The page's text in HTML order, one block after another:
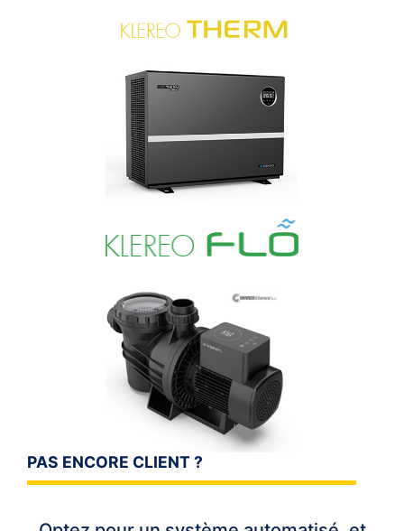
PAS ENCORE CLIENT ?